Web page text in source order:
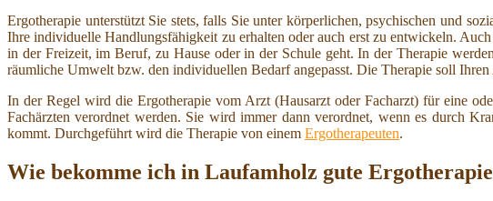
Ergotherapie unterstützt Sie stets, falls Sie unter körperlichen, psychischen und
Ihre individuelle Handlungsfähigkeit zu erhalten oder auch erst zu entwickeln.
in der Freizeit, im Beruf, zu Hause oder in der Schule geht. In der Therapie
räumliche Umwelt bzw. den individuellen Bedarf angepasst. Die Therapie soll
In der Regel wird die Ergotherapie vom Arzt (Hausarzt oder Facharzt) für eine
Fachärzten verordnet werden. Sie wird immer dann verordnet, wenn es durch
kommt. Durchgeführt wird die Therapie von einem Ergotherapeuten.
Wie bekomme ich in Laufamholz gute